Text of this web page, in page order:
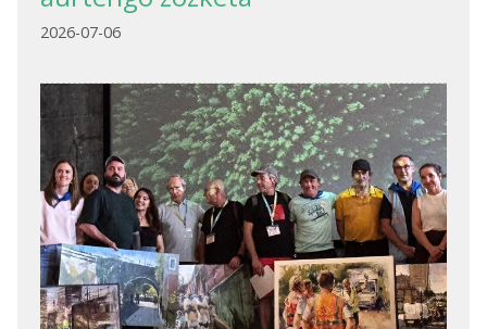
2026-07-06